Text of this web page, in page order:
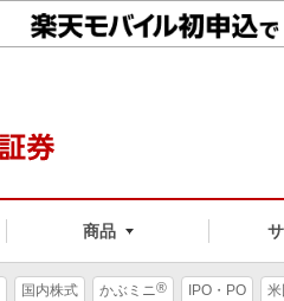
商品
国内株式 かぶミニ® IPO・PO